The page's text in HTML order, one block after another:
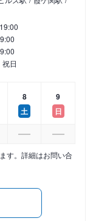
祝日
8
土
9
日
す。詳細はお問い合